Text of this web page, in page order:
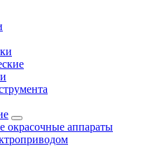
окрасочные аппараты